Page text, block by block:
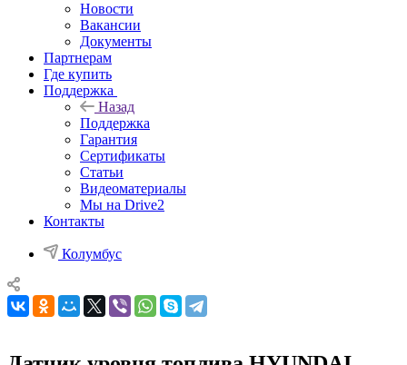
Новости
Вакансии
Документы
Партнерам
Где купить
Поддержка
Назад
Поддержка
Гарантия
Сертификаты
Статьи
Видеоматериалы
Мы на Drive2
Контакты
Колумбус